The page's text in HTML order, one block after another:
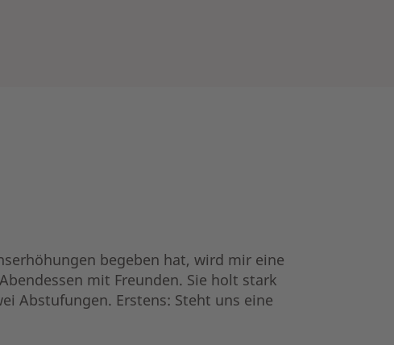
begeben hat, wird mir eine
mit Freunden. Sie holt stark
Abstufungen. Erstens: Steht uns eine